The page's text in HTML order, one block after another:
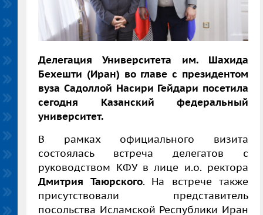
Делегация Университета им. Шахида
Бехешти (Иран) во главе с президентом
вуза Садоллой Насири Гейдари посетила
сегодня Казанский федеральный
университет.
В рамках официального визита
состоялась встреча делегатов с
руководством КФУ в лице и.о. ректора
Дмитрия Таюрского. На встрече также
присутствовали представитель
посольства Исламской Республики Иран